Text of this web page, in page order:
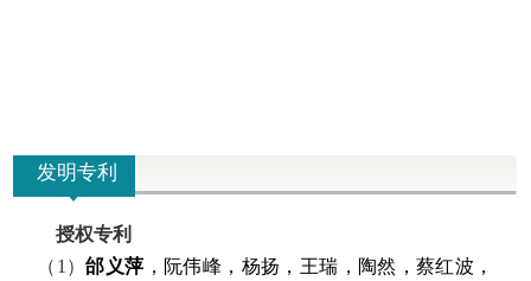
发明专利
授权专利
（ 1 ）邰义萍 ，阮伟峰，杨扬，王瑞，陶然，蔡红波，